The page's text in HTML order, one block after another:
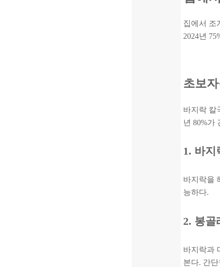
집에서 조
2024년
초보
바지락 칼
년 80%가
1. 바지
바지락을
능하다.
2. 봉골
바지락과
본다. 간